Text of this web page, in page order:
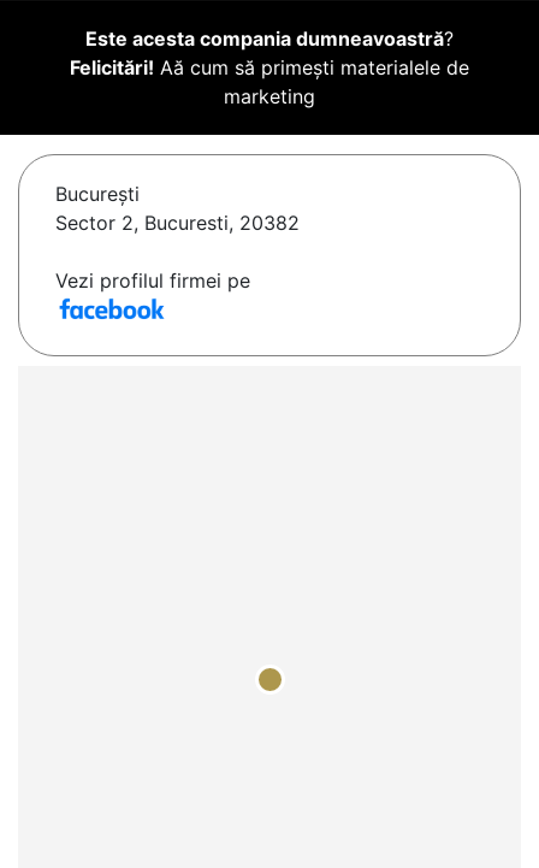
Este acesta compania dumneavoastră?
Felicitări! Aă cum să primești materialele de
marketing
Bucureşti
Sector 2, Bucuresti, 20382
Vezi profilul firmei pe